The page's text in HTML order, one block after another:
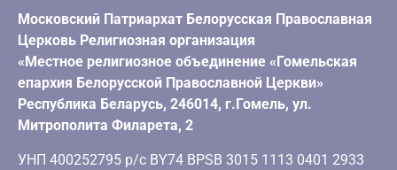
Московский Патриархат Белорусская Православная
Церковь Религиозная организация
«Местное религиозное объединение «Гомельская
епархия Белорусской Православной Церкви»
Республика Беларусь, 246014, г.Гомель, ул.
Митрополита Филарета, 2
УНП 400252795 р/с BY74 BPSB 3015 1113 0401 2933